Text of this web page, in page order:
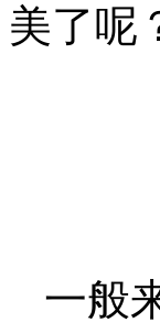
美了呢
一般